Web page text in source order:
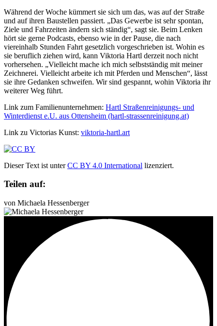
Während der Woche kümmert sie sich um das, was auf der Straße
und auf ihren Baustellen passiert. „Das Gewerbe ist sehr spontan,
Ziele und Fahrzeiten ändern sich ständig“, sagt sie. Beim Lenken
hört sie gerne Podcasts, ebenso wie in der Pause, die nach
viereinhalb Stunden Fahrt gesetzlich vorgeschrieben ist. Wohin es
sie beruflich ziehen wird, kann Viktoria Hartl derzeit noch nicht
vorhersehen. „Vielleicht mache ich mich selbstständig mit meiner
Zeichnerei. Vielleicht arbeite ich mit Pferden und Menschen“, lässt
sie ihre Gedanken schweifen. Wir sind gespannt, wohin Viktoria ihr
weiterer Weg führt.
Link zum Familienunternehmen: Hartl Straßenreinigungs- und
Winterdienst e.U. aus Ottensheim (hartl-strassenreinigung.at)
Link zu Victorias Kunst: viktoria-hartl.art
Dieser Text ist unterCC BY 4.0 International lizenziert.
Teilen auf:
von Michaela Hessenberger